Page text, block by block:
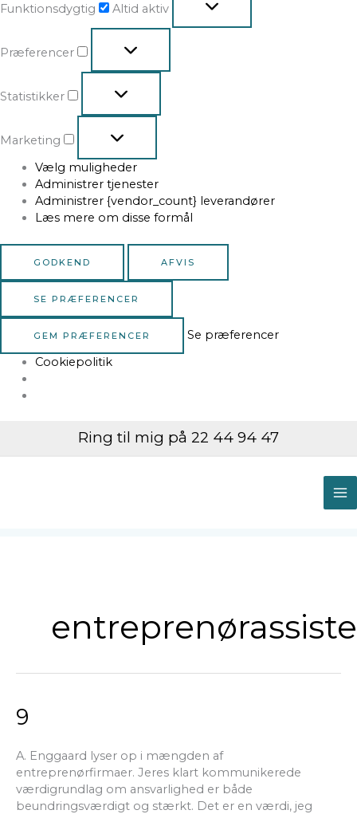
Funktionsdygtig Altid aktiv
Præferencer
Statistikker
Marketing
Vælg muligheder
Administrer tjenester
Administrer {vendor_count} leverandører
Læs mere om disse formål
GODKEND AFVIS
SE PRÆFERENCER
GEM PRÆFERENCER
Se præferencer
Cookiepolitik
Ring til mig på 22 44 94 47
9
A. Enggaard lyser op i mængden af
entreprenørfirmaer. Jeres klart kommunikerede
værdigrundlag om ansvarlighed er både
beundringsværdigt og stærkt. Det er en værdi, jeg
9